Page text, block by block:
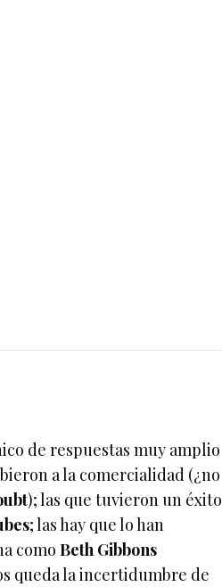
de respuestas muy amplio
a la comercialidad (¿no
); las que tuvieron un éxito
; las hay que lo han
como Beth Gibbons
queda la incertidumbre de